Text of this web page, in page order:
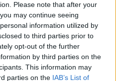
Please note that after your
may continue seeing
information utilized by
to third parties prior to
opt-out of the further
by third parties on the
This information may
parties on the IAB’s List of